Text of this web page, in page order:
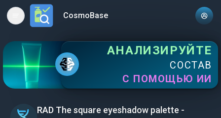
Open main menuCosmoBase
АНАЛИЗИРУЙТЕ
СОСТАВ
С ПОМОЩЬЮ ИИ
RAD The square eyeshadow palette -